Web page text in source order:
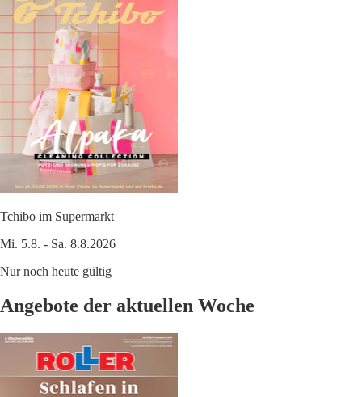
Tchibo im Supermarkt
Mi. 5.8. - Sa. 8.8.2026
Nur noch heute gültig
Angebote der aktuellen Woche